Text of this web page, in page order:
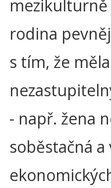
mezikulturně
rodina
s tím, že
- např. žena
soběstačná